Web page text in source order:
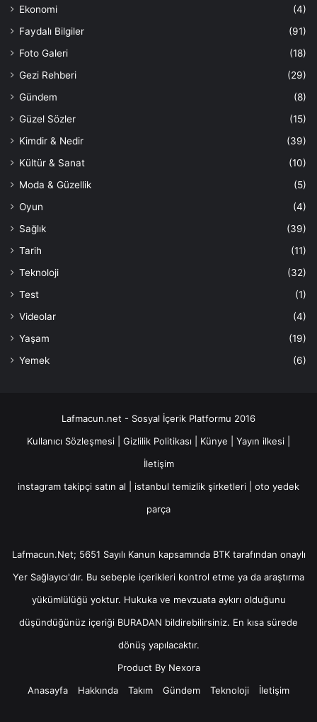
Ekonomi
(4)
Faydalı Bilgiler
(91)
Foto Galeri
(18)
Gezi Rehberi
(29)
Gündem
(8)
Güzel Sözler
(15)
Kimdir & Nedir
(39)
Kültür & Sanat
(10)
Moda & Güzellik
(5)
Oyun
(4)
Sağlık
(39)
Tarih
(11)
Teknoloji
(32)
Test
(1)
Videolar
(4)
Yaşam
(19)
Yemek
(6)
Lafmacun.net - Sosyal İçerik Platformu 2016
Kullanıcı Sözleşmesi
Gizlilik Politikası Künye Yayın ilkesi
İletişim
instagram takipçi satın al
istanbul temizlik şirketleri
oto yedek
parça
Lafmacun.Net; 5651 Sayılı Kanun kapsamında BTK tarafından onaylı
Yer Sağlayıcı'dır. Bu sebeple içerikleri kontrol etme ya da araştırma
yükümlülüğü yoktur. Hukuka ve mevzuata aykırı olduğunu
düşündüğünüz içeriği BURADAN bildirebilirsiniz. En kısa sürede
dönüş yapılacaktır.
Product By Nexora
Anasayfa
Hakkında Takım Gündem Teknoloji İletişim